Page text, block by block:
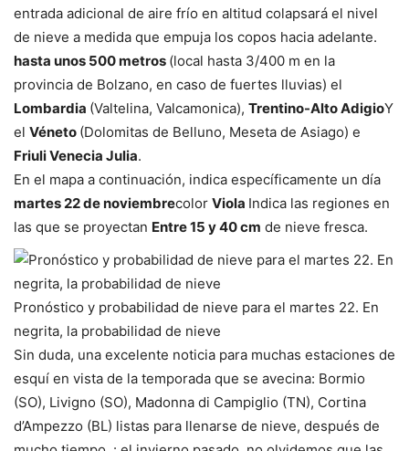
entrada adicional de aire frío en altitud colapsará el nivel
de nieve a medida que empuja los copos hacia adelante.
hasta unos 500 metros (local hasta 3/400 m en la
provincia de Bolzano, en caso de fuertes lluvias) el
Lombardia (Valtelina, Valcamonica), Trentino-Alto AdigioY
el Véneto (Dolomitas de Belluno, Meseta de Asiago) e
Friuli Venecia Julia.
En el mapa a continuación, indica específicamente un día
martes 22 de noviembrecolor Viola Indica las regiones en
las que se proyectan Entre 15 y 40 cm de nieve fresca.
Pronóstico y probabilidad de nieve para el martes 22. En
negrita, la probabilidad de nieve
Sin duda, una excelente noticia para muchas estaciones de
esquí en vista de la temporada que se avecina: Bormio
(SO), Livigno (SO), Madonna di Campiglio (TN), Cortina
d’Ampezzo (BL) listas para llenarse de nieve, después de